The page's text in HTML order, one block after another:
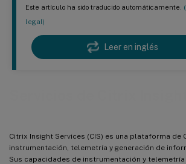
Este artículo ha sido traducido automáticamente.
legal)
Leer en inglés
Citrix Insight Services (CIS) es una plataforma de
instrumentación, telemetría y generación de
Sus capacidades de instrumentación y